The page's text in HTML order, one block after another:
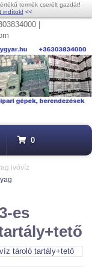
értékű termék cserélt gazdát!
indítok! <<
|
0
ivóvíz
es